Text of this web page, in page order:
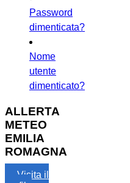
Password
dimenticata?
Nome
utente
dimenticato?
ALLERTA
METEO
EMILIA
ROMAGNA
Visita il